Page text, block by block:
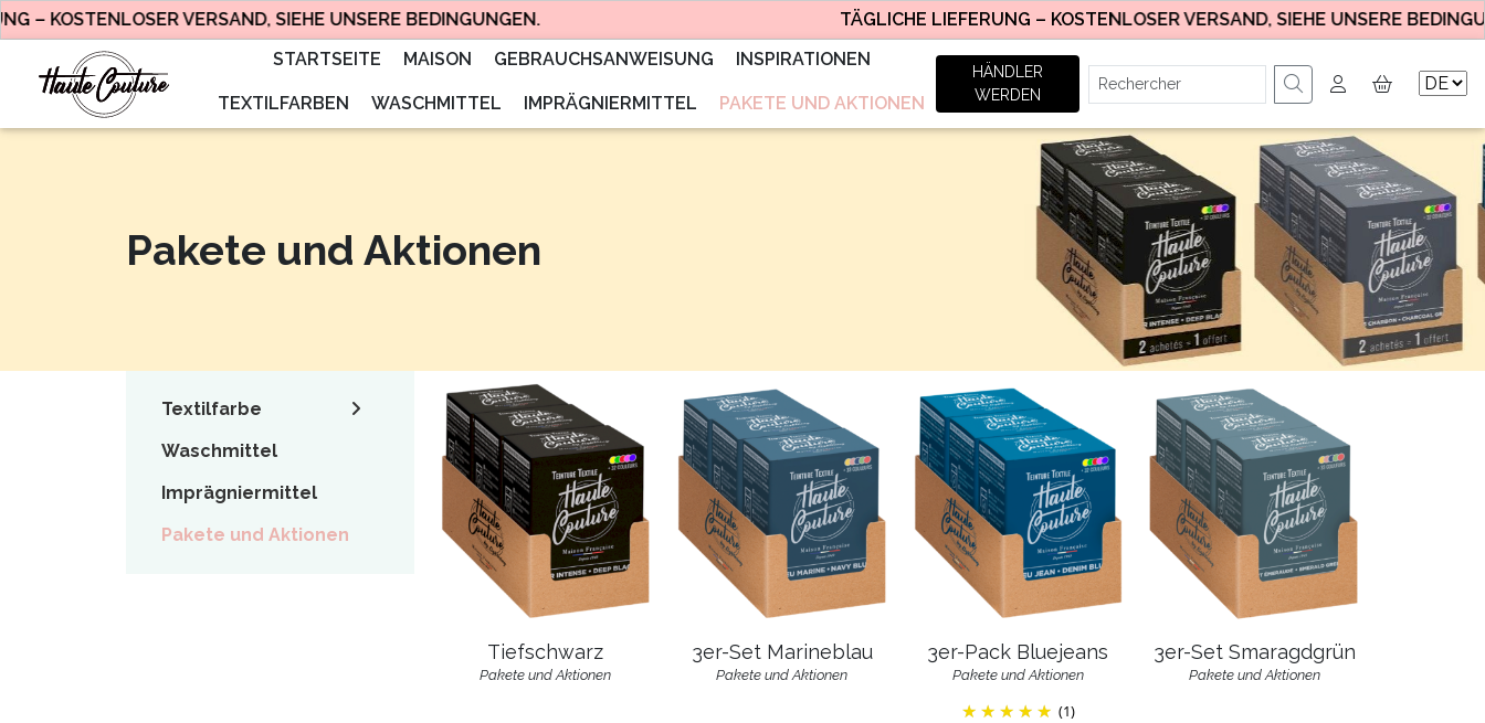
VERSAND, SIEHE UNSERE BEDINGUNGEN.
TÄGLICHE LIEFERUNG – KOSTENLOSER VERSAND, SIEHE UNSERE BEDINGUNGEN.
STARTSEITE
MAISON GEBRAUCHSANWEISUNG INSPIRATIONEN
TEXTILFARBEN WASCHMITTEL IMPRÄGNIERMITTEL PAKETE UND AKTIONEN
HÄNDLER
WERDEN
Pakete und Aktionen
Textilfarbe
Waschmittel
Imprägniermittel
Pakete und Aktionen
Tiefschwarz
Pakete und Aktionen
3er-Set Marineblau
Pakete und Aktionen
3er-Pack Bluejeans
Pakete und Aktionen
(1)
3er-Set Smaragdgrün
Pakete und Aktionen